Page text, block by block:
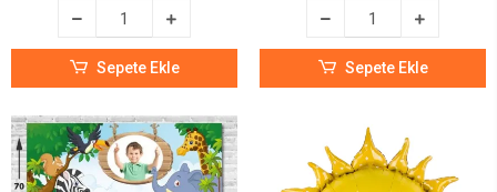
Sepete Ekle Sepete Ekle